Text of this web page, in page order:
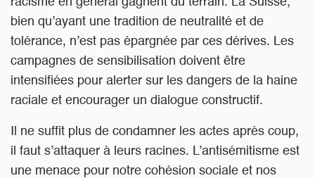
bien qu’ayant une tradition de neutralité et de
tolérance, n’est pas épargnée par ces dérives. Les
campagnes de sensibilisation doivent être
intensifiées pour alerter sur les dangers de la haine
raciale et encourager un dialogue constructif.
Il ne suffit plus de condamner les actes après coup,
il faut s’attaquer à leurs racines. L’antisémitisme est
une menace pour notre cohésion sociale et nos